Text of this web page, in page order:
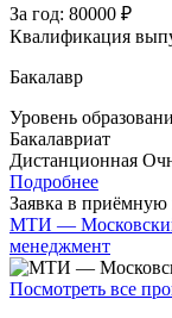
За год: 80000 ₽
Квалификация
Бакалавр
Уровень
Бакалавриат
Дистанционная
Подробнее
Заявка в
МТИ — Московский
менеджмент
Посмотреть все